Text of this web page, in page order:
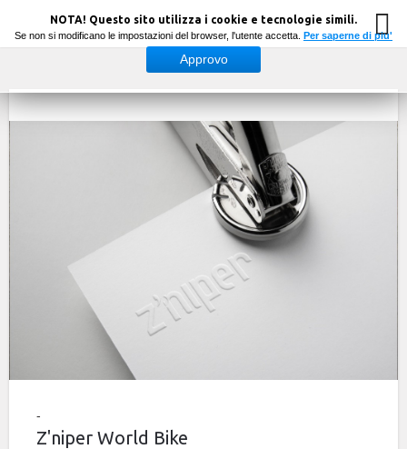
Z'niper World Bike
NOTA! Questo sito utilizza i cookie e tecnologie simili.
Se non si modificano le impostazioni del browser, l'utente accetta. Per saperne di piu'
Approvo